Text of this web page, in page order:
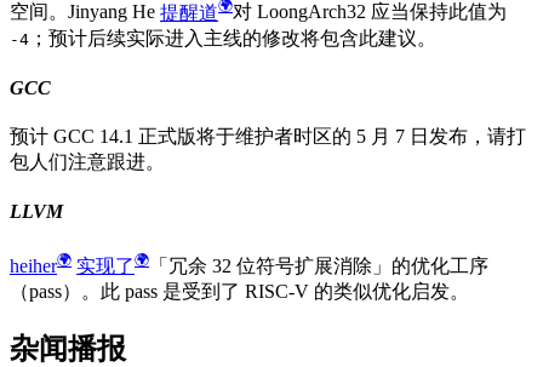
空间。Jinyang He 提醒道 对 LoongArch32 应当保持此值为
-4 ；预计后续实际进入主线的修改将包含此建议。
GCC
预计 GCC 14.1 正式版将于维护者时区的 5 月 7 日发布，请打
包人们注意跟进。
LLVM
heiher 实现了
「冗余 32 位符号扩展消除」的优化工序
（pass）。此 pass 是受到了 RISC-V 的类似优化启发。
杂闻播报